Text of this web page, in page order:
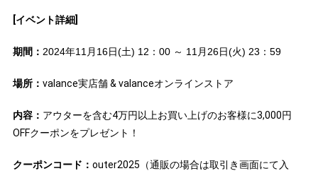
[イベント詳細]
期間： 2024年11月16日(土) 12：00 ～ 11月26日(火) 23：59
場所： valance実店舗 & valanceオンラインストア
内容： アウターを含む4万円以上お買い上げのお客様に3,000円
OFFクーポンをプレゼント！
クーポンコード： outer2025（通販の場合は取引き画面にて入